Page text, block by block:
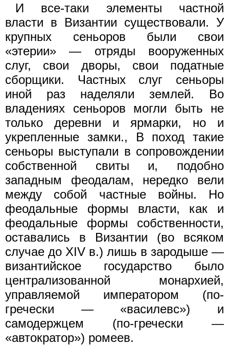
И все-таки элементы частной
власти в Византии существовали. У
крупных сеньоров были свои
«этерии» — отряды вооруженных
слуг, свои дворы, свои податные
сборщики. Частных слуг сеньоры
иной раз наделяли землей. Во
владениях сеньоров могли быть не
только деревни и ярмарки, но и
укрепленные замки., В поход такие
сеньоры выступали в сопровождении
собственной свиты и, подобно
западным феодалам, нередко вели
между собой частные войны. Но
феодальные формы власти, как и
феодальные формы собственности,
оставались в Византии (во всяком
случае до XIV в.) лишь в зародыше —
византийское государство было
централизованной монархией,
управляемой императором (по-
гречески — «василевс») и
самодержцем (по-гречески —
«автократор») ромеев.